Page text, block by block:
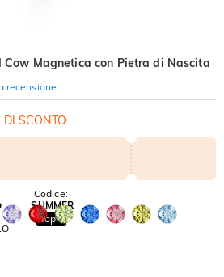
Cow Magnetica con Pietra di Nascita
recensione
DI SCONTO
Codice:
SUMMER
Copia